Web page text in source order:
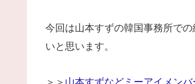
今回は山本すずの韓国事務所で
いと思います。